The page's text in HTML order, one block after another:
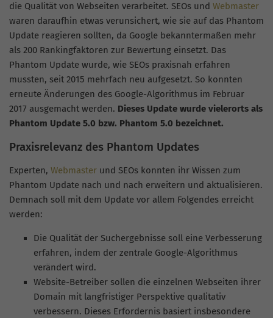
die Qualität von Webseiten verarbeitet. SEOs und Webmaster
waren daraufhin etwas verunsichert, wie sie auf das Phantom
Update reagieren sollten, da Google bekanntermaßen mehr
als 200 Rankingfaktoren zur Bewertung einsetzt. Das
Phantom Update wurde, wie SEOs praxisnah erfahren
mussten, seit 2015 mehrfach neu aufgesetzt. So konnten
erneute Änderungen des Google-Algorithmus im Februar
2017 ausgemacht werden. Dieses Update wurde vielerorts als
Phantom Update 5.0 bzw. Phantom 5.0 bezeichnet.
Praxisrelevanz des Phantom Updates
Experten, Webmaster und SEOs konnten ihr Wissen zum
Phantom Update nach und nach erweitern und aktualisieren.
Demnach soll mit dem Update vor allem Folgendes erreicht
werden:
Die Qualität der Suchergebnisse soll eine Verbesserung
erfahren, indem der zentrale Google-Algorithmus
verändert wird.
Website-Betreiber sollen die einzelnen Webseiten ihrer
Domain mit langfristiger Perspektive qualitativ
verbessern. Dieses Erfordernis basiert insbesondere